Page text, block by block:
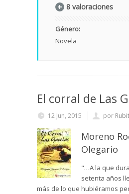
8 valoraciones
Género:
Novela
El corral de Las
12 Jun, 2015 por
Moreno
Olegario
"…A la que
setenta años
más de lo que hubiéramos